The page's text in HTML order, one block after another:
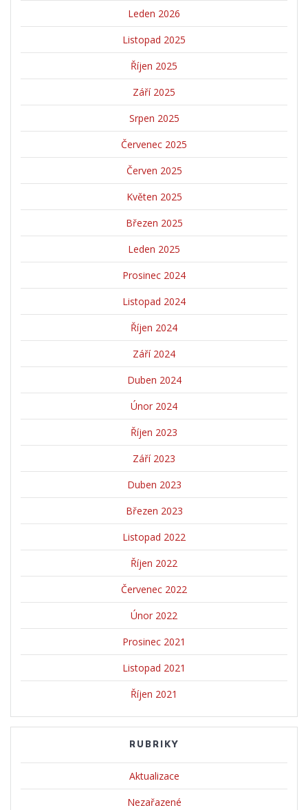
Leden 2026
Listopad 2025
Říjen 2025
Září 2025
Srpen 2025
Červenec 2025
Červen 2025
Květen 2025
Březen 2025
Leden 2025
Prosinec 2024
Listopad 2024
Říjen 2024
Září 2024
Duben 2024
Únor 2024
Říjen 2023
Září 2023
Duben 2023
Březen 2023
Listopad 2022
Říjen 2022
Červenec 2022
Únor 2022
Prosinec 2021
Listopad 2021
Říjen 2021
RUBRIKY
Aktualizace
Nezařazené